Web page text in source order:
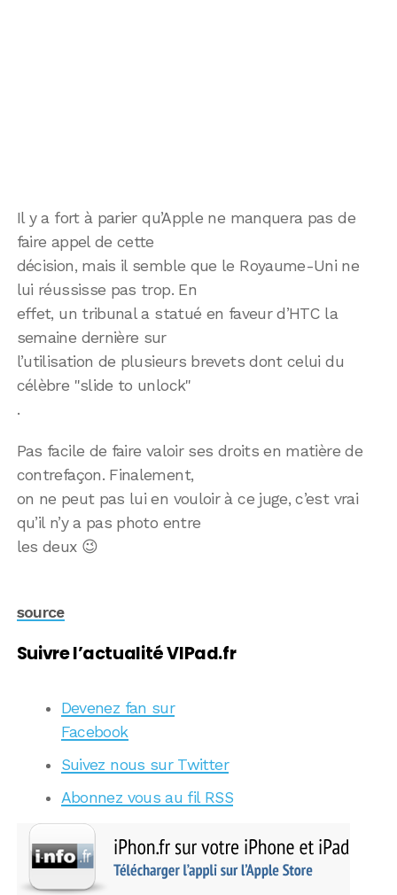
Il y a fort à parier qu’Apple ne manquera pas de
faire appel de cette
décision, mais il semble que le Royaume-Uni ne
lui réussisse pas trop. En
effet, un tribunal a statué en faveur d’HTC la
semaine dernière sur
l’utilisation de plusieurs brevets dont celui du
célèbre "slide to unlock"
.
Pas facile de faire valoir ses droits en matière de
contrefaçon. Finalement,
on ne peut pas lui en vouloir à ce juge, c’est vrai
qu’il n’y a pas photo entre
les deux 😉
source
Suivre l’actualité VIPad.fr
Devenez fan sur
Facebook
Suivez nous sur Twitter
Abonnez vous au fil RSS